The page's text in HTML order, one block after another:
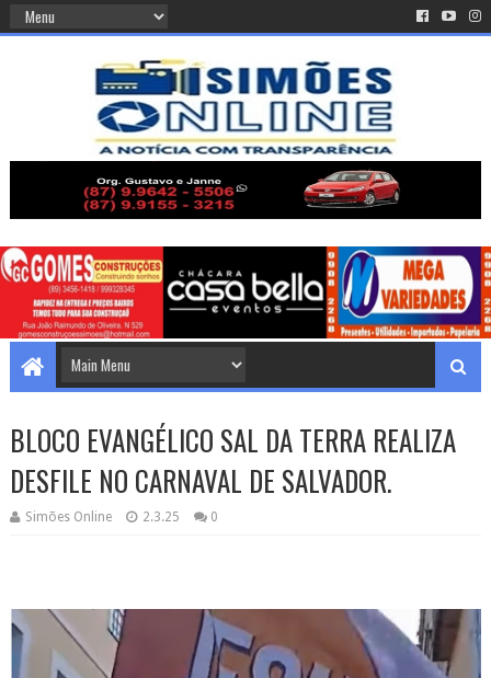
BLOCO EVANGÉLICO SAL DA TERRA REALIZA
DESFILE NO CARNAVAL DE SALVADOR.
Simões Online 2.3.25 0